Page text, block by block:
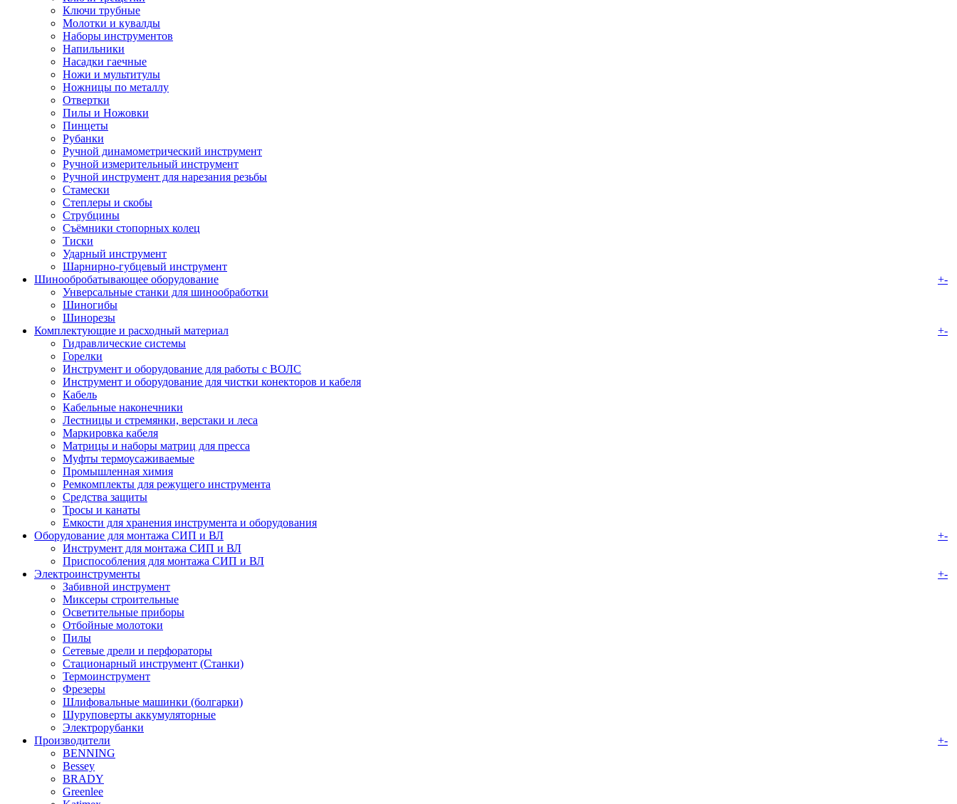
Ключи трубные
Молотки и кувалды
Наборы инструментов
Напильники
Насадки гаечные
Ножи и мультитулы
Ножницы по металлу
Отвертки
Пилы и Ножовки
Пинцеты
Рубанки
Ручной динамометрический инструмент
Ручной измерительный инструмент
Ручной инструмент для нарезания резьбы
Стамески
Степлеры и скобы
Струбцины
Съёмники стопорных колец
Тиски
Ударный инструмент
Шарнирно-губцевый инструмент
Шинообробатывающее оборудование
+-
Унверсальные станки для шинообработки
Шиногибы
Шинорезы
Комплектующие и расходный материал
+-
Гидравлические системы
Горелки
Инструмент и оборудование для работы с ВОЛС
Инструмент и оборудование для чистки конекторов и кабеля
Кабель
Кабельные наконечники
Лестницы и стремянки, верстаки и леса
Маркировка кабеля
Матрицы и наборы матриц для пресса
Муфты термоусаживаемые
Промышленная химия
Ремкомплекты для режущего инструмента
Средства защиты
Тросы и канаты
Емкости для хранения инструмента и оборудования
Оборудование для монтажа СИП и ВЛ
+-
Инструмент для монтажа СИП и ВЛ
Приспособления для монтажа СИП и ВЛ
Электроинструменты
+-
Забивной инструмент
Миксеры строительные
Осветительные приборы
Отбойные молотоки
Пилы
Сетевые дрели и перфораторы
Стационарный инструмент (Станки)
Термоинструмент
Фрезеры
Шлифовальные машинки (болгарки)
Шуруповерты аккумуляторные
Электрорубанки
Производители
+-
BENNING
Bessey
BRADY
Greenlee